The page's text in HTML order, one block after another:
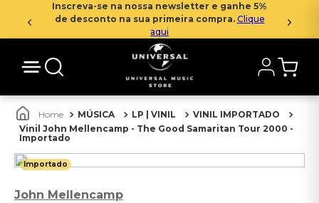
Inscreva-se na nossa newsletter e ganhe 5%
de desconto na sua primeira compra. Clique
aqui
MÚSICA LP | VINIL
VINIL IMPORTADO
Vinil John Mellencamp - The Good Samaritan Tour 2000 -
Importado
Importado
John Mellencamp